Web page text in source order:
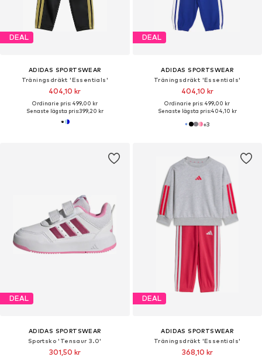
DEAL
ADIDAS SPORTSWEAR
Träningsdräkt 'Essentials'
404,10 kr
Ordinarie pris: 499,00 kr
Senaste lägsta pris:399,20 kr
DEAL
ADIDAS SPORTSWEAR
Träningsdräkt 'Essentials'
404,10 kr
Ordinarie pris: 499,00 kr
Senaste lägsta pris:404,10 kr
+3
DEAL
ADIDAS SPORTSWEAR
Sportsko 'Tensaur 3.0'
301,50 kr
DEAL
ADIDAS SPORTSWEAR
Träningsdräkt 'Essentials'
368,10 kr